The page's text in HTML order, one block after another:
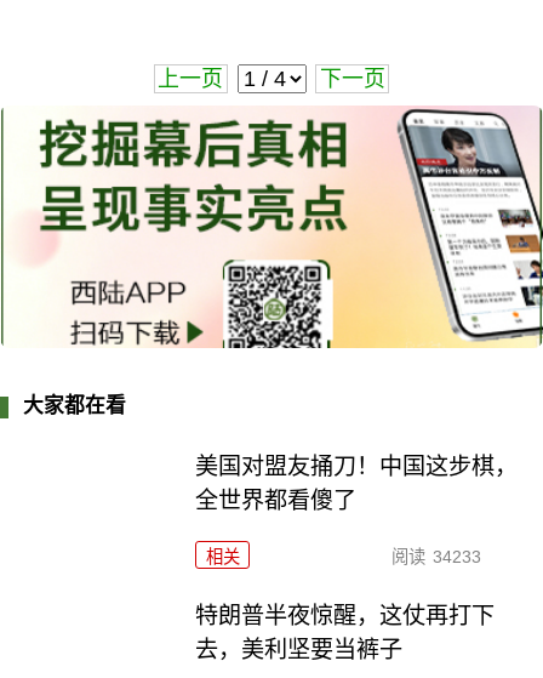
上一页 下一页
大家都在看
美国对盟友捅刀！中国这步棋，
全世界都看傻了
相关 阅读 34233
特朗普半夜惊醒，这仗再打下
去，美利坚要当裤子